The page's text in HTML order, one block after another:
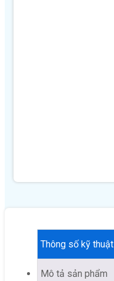
Thông số kỹ thuật
Mô tả sản phẩm